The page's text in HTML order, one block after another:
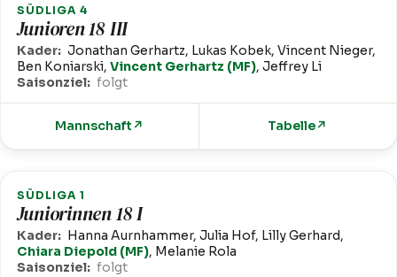
SÜDLIGA 4
Junioren 18 III
Kader: Jonathan Gerhartz, Lukas Kobek, Vincent Nieger,
Ben Koniarski,Vincent Gerhartz (MF), Jeffrey Li
Saisonziel: folgt
Mannschaft ↗ Tabelle↗
SÜDLIGA 1
Juniorinnen 18 I
Kader: Hanna Aurnhammer, Julia Hof, Lilly Gerhard,
Chiara Diepold (MF), Melanie Rola
Saisonziel: folgt